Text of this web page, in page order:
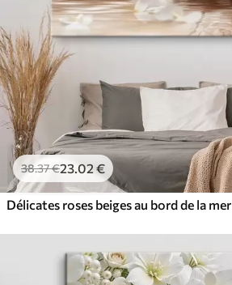
38.37€23.02 €
Délicates roses beiges au bord de la mer